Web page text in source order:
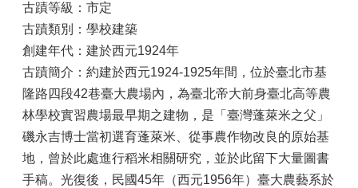
古蹟等級： 市定
古蹟類別： 學校建築
創建年代： 建於西元1924年
古蹟簡介： 約建於西元1924-1925年間，位於臺北市基
隆路四段42巷臺大農場內，為臺北帝大前身臺北高等農
林學校實習農場最早期之建物，是「臺灣蓬萊米之父」
磯永吉博士當初選育蓬萊米、從事農作物改良的原始基
地，曾於此處進行稻米相關研究，並於此留下大量圖書
手稿。光復後，民國45年（西元1956年）臺大農藝系於